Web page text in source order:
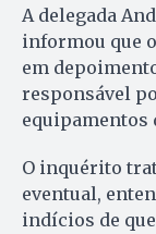
A delegada
informou que
em
responsável
equipamentos
O inquérito
eventual,
indícios de